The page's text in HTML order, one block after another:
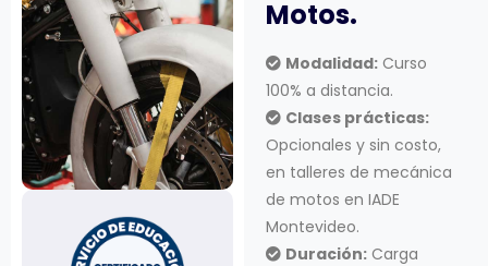
Motos.
Modalidad: Curso
100% a distancia.
Clases prácticas:
Opcionales y sin costo,
en talleres de mecánica
de motos en IADE
Montevideo.
Duración: Carga